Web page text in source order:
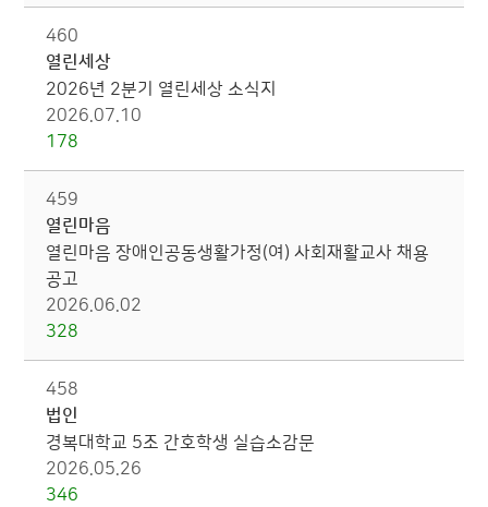
460
열린세상
2026년 2분기 열린세상 소식지
2026.07.10
178
459
열린마음
열린마음 장애인공동생활가정(여) 사회재활교사 채용
공고
2026.06.02
328
458
법인
경복대학교 5조 간호학생 실습소감문
2026.05.26
346